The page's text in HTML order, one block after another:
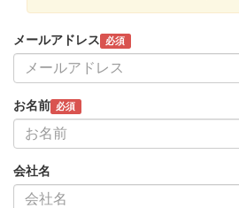
メールアドレス 必須
お名前 必須
会社名